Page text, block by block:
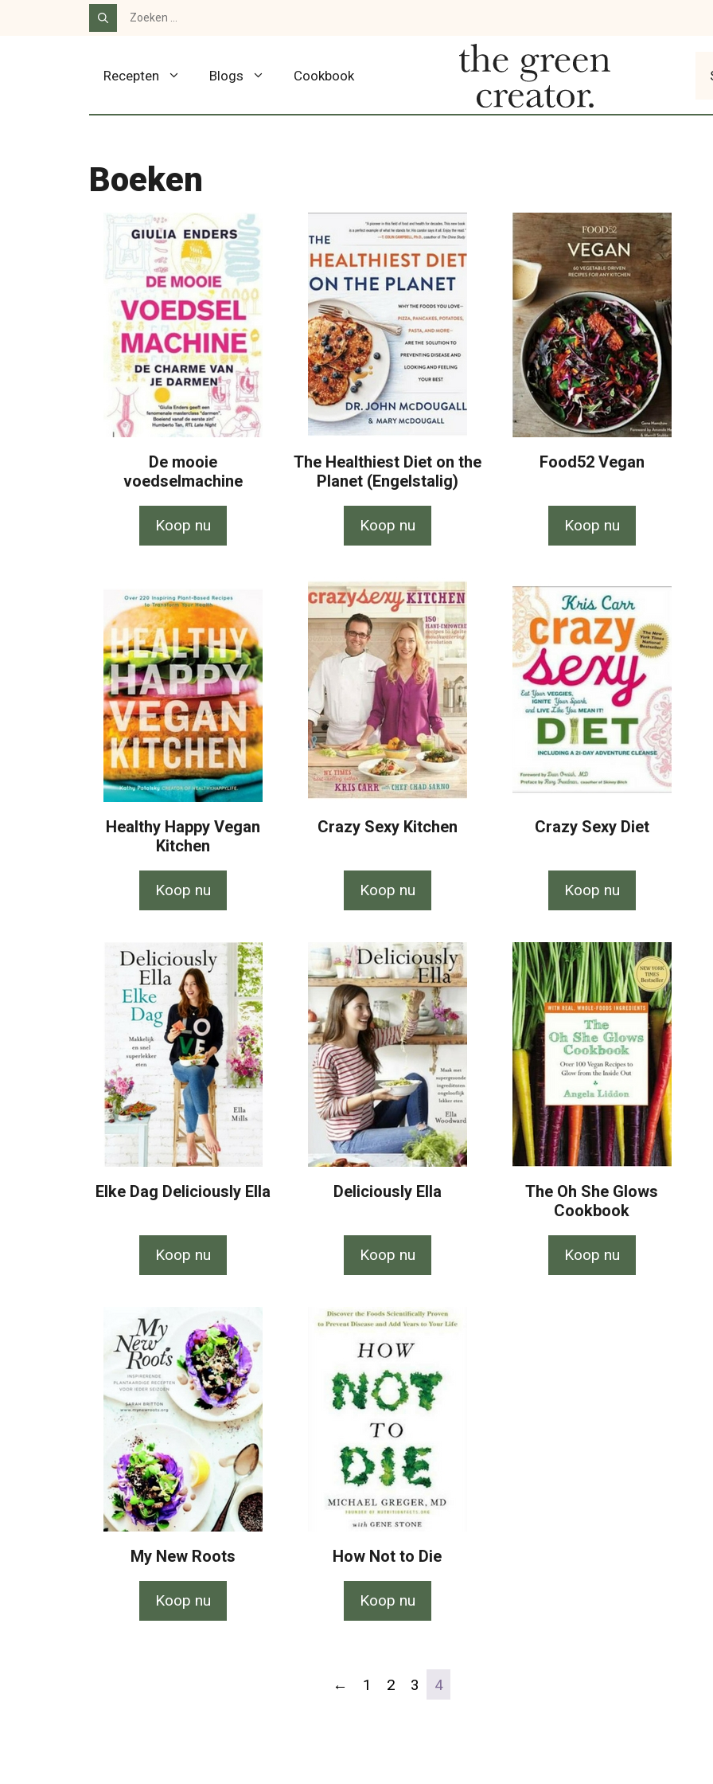
Zoek
Recepten Blogs Cookbook
Boeken
De mooie
voedselmachine
Koop nu
The Healthiest Diet on the
Planet (Engelstalig)
Koop nu
Food52 Vegan
Koop nu
Healthy Happy Vegan
Kitchen
Koop nu
Crazy Sexy Kitchen
Koop nu
Crazy Sexy Diet
Koop nu
Elke Dag Deliciously Ella
Koop nu
Deliciously Ella
Koop nu
The Oh She Glows
Cookbook
Koop nu
My New Roots
Koop nu
How Not to Die
Koop nu
← 1 2 3 4